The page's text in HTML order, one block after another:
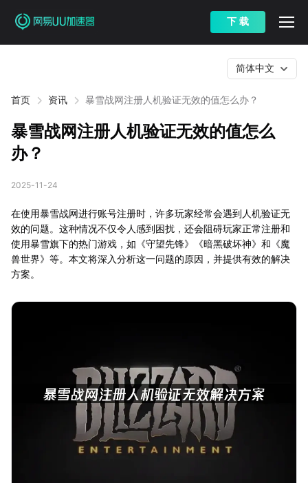
下 载
首页 资讯 暴雪战网注册人机验证无效的值怎么办？
简体中文
暴雪战网注册人机验证无效的值怎么
办？
2025-11-24
在使用暴雪战网进行账号注册时，许多玩家经常会遇到人机验证无
效的问题。这种情况不仅令人感到困扰，还会阻碍玩家正常注册和
使用暴雪旗下的热门游戏，如《守望先锋》《暗黑破坏神》和《魔
兽世界》等。本文将深入分析这一问题的原因，并提供有效的解决
方案。